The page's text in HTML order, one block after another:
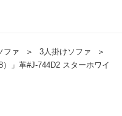
ファ ＞ 3人掛けソファ
＞
」革#J-744D2 スターホワイ